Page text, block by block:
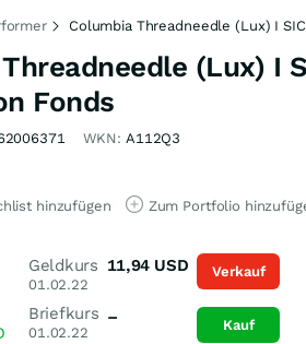
Columbia Threadneedle (Lux) I
(Lux) I
Fonds
WKN: A112Q3
hinzufügen Zum Portfolio
Geldkurs
01.02.22
11,94 USD
Briefkurs
01.02.22
–
Verkauf
Kauf